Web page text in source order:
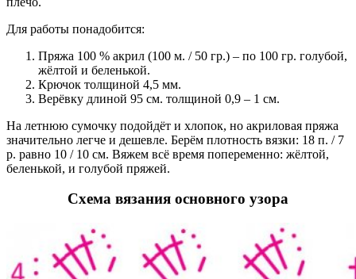
Для работы понадобится:
Пряжа 100 % акрил (100 м. / 50 гр.) – по 100 гр. голубой,
жёлтой и беленькой.
Крючок толщиной 4,5 мм.
Верёвку длиной 95 см. толщиной 0,9 – 1 см.
На летнюю сумочку подойдёт и хлопок, но акриловая пряжа
значительно легче и дешевле. Берём плотность вязки: 18 п. / 7
р. равно 10 / 10 см. Вяжем всё время попеременно: жёлтой,
беленькой, и голубой пряжей.
Схема вязания основного узора